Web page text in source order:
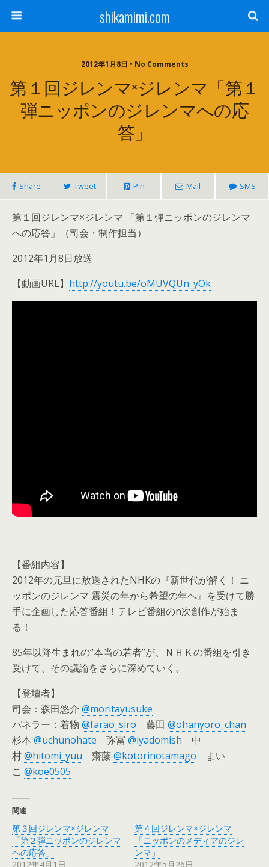
shikamimi.com
2012年1月8日 • No Comments
第１回ジレンマ×ジレンマ「第１
弾ニッポンのジレンマへの応
答」
Share Tweet Pin Mail SMS
第１回ジレンマ×ジレンマ 「第１弾ニッポンのジレンマ
への応答」（司会・制作担当）
2012年1月8日放送
【動画URL】 http://youtu.be/oMUVQUn_yOk
【番組内容】
2012年の元旦に放送されたNHKの『新世代が解く！ ニ
ッポンのジレンマ 震災の年から希望の年へ』を受けて勝
手に企画した応答番組！テレビ番組のn次創作が始ま
る！
85年以降生まれの“本当の若者”が、ＮＨＫの番組を引き
受けて、その議論をさらに深めていく。
【登壇者】
司会：森田悠介 @moritayusuke
パネラー：着物 @farao_siro 藤田 @ohanyoro_chan
杉本 @uchunohate 弥冨 @iyadomish 中
村@hitomi_yuu 齋藤@kotorinotamago まい
こ @koe0505
関連
第３回ジレンマ×ジレンマ
「第２弾ニッポンのジレンマ
への応答」
2012年4月1日
第４回ジレンマ×ジレンマ
「ニッポンのメディアのジレ
ンマ」
2012年5月26日